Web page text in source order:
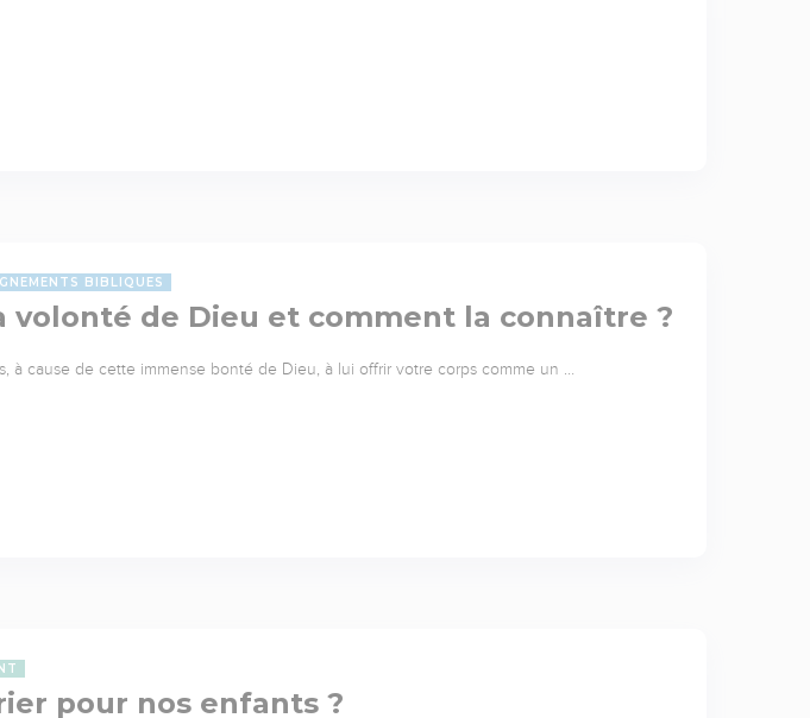
BIBLIQUES
volonté de Dieu et comment la connaître ?
à cause de cette immense bonté de Dieu, à lui offrir votre corps comme un …
pour nos enfants ?